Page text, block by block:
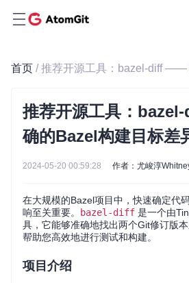
首页
推荐开源工具：
确的Bazel构建目标差
2024-05-20 00:59:28 作者：尤峻淳
在大规模的Bazel项目中，快速确定代
响至关重要。
bazel-diff 是一个由
具，它能够准确地找出两个Git修订版
帮助您高效地进行测试和构建。
项目介绍